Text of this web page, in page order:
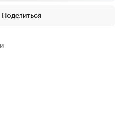
Поделиться